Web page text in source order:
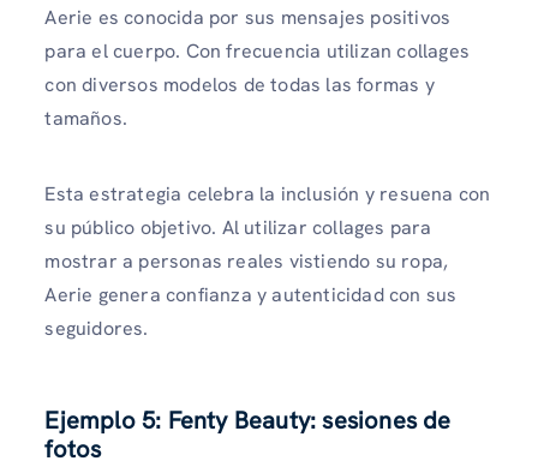
Aerie es conocida por sus mensajes positivos
para el cuerpo. Con frecuencia utilizan collages
con diversos modelos de todas las formas y
tamaños.
Esta estrategia celebra la inclusión y resuena con
su público objetivo. Al utilizar collages para
mostrar a personas reales vistiendo su ropa,
Aerie genera confianza y autenticidad con sus
seguidores.
Ejemplo 5: Fenty Beauty: sesiones de
fotos